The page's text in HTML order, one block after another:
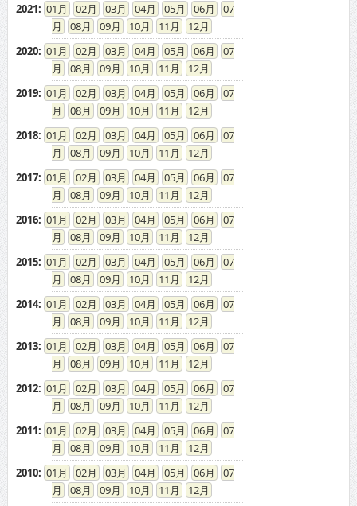
2021: 01 02 03 04 05 06
07
08
09 10 11
12
2020: 01 02 03 04 05 06
07
08
09 10 11
12
2019: 01 02 03 04 05 06
07
08
09 10 11
12
2018: 01 02 03 04 05 06
07
08
09 10 11
12
2017: 01 02 03 04 05 06
07
08
09 10 11
12
2016: 01 02 03 04 05 06
07
08
09 10 11
12
2015: 01 02 03 04 05 06
07
08
09 10 11
12
2014: 01 02 03 04 05 06
07
08
09 10 11
12
2013: 01 02 03 04 05 06
07
08
09 10 11
12
2012: 01 02 03 04 05 06
07
08
09 10 11
12
2011: 01 02 03 04 05 06
07
08
09 10 11
12
2010: 01 02 03 04 05 06
07
08
09 10 11
12